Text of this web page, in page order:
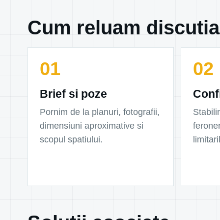
Cum reluam
Brief si poze
Pornim de la planuri, fotografii,
dimensiuni aproximative si
scopul spatiului.